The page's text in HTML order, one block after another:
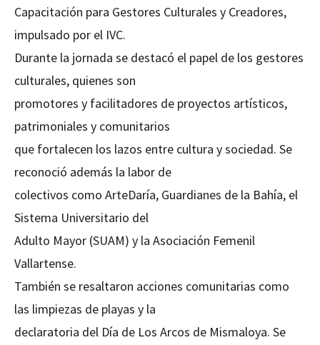
Capacitación para Gestores Culturales y Creadores,
impulsado por el IVC.
Durante la jornada se destacó el papel de los gestores
culturales, quienes son
promotores y facilitadores de proyectos artísticos,
patrimoniales y comunitarios
que fortalecen los lazos entre cultura y sociedad. Se
reconoció además la labor de
colectivos como ArteDaría, Guardianes de la Bahía, el
Sistema Universitario del
Adulto Mayor (SUAM) y la Asociación Femenil
Vallartense.
También se resaltaron acciones comunitarias como
las limpiezas de playas y la
declaratoria del Día de Los Arcos de Mismaloya. Se